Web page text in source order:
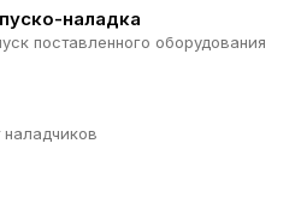
наладка
поставленного оборудования